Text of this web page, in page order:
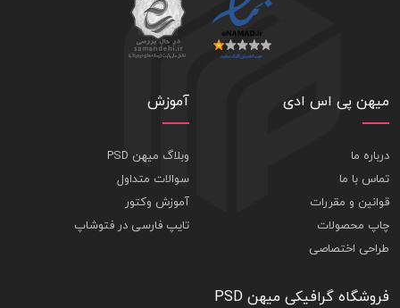
میهن پی اس ادی
درباره ما
تماس با ما
قوانین و مقررات
چاپ محصولات
طراحی اختصاصی
آموزش
وبلاگ میهن PSD
سوالات متداول
آموزش وکتور
تایپ فارسی در فتوشاپ
فروشگاه گرافیکی میهن PSD